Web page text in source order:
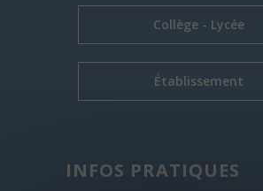
Collège - Lycée
Établissement
INFOS PRATIQUES